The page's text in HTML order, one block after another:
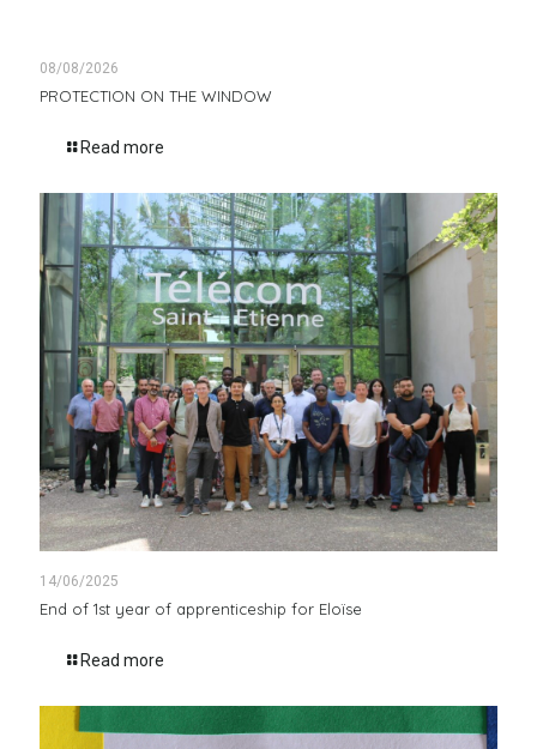
08/08/2026
PROTECTION ON THE WINDOW
Read more
14/06/2025
End of 1st year of apprenticeship for Eloïse
Read more